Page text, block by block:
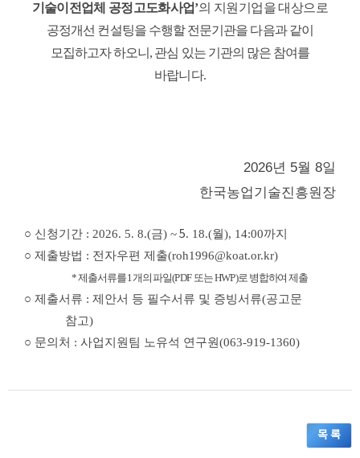
기술이전업체 공정고도화사업’의 지원기업을 대상으로
공정개선 컨설팅을 수행할 전문기관을 다음과 같이
모집하고자 하오니, 관심 있는 기관의 많은 참여를
바랍니다.
2026년 5월 8일
한국농업기술진흥원장
○ 신청기간 : 2026. 5. 8.(금) ~5. 18.(월), 14:00까지
○ 제출방법 : 전자우편 제출(roh1996@koat.or.kr)
*제출서류를1개의 파일(PDF 또는HWP)로 병합하여 제출
○ 제출서류 : 제안서 등 필수서류 및 증빙서류(공고문
참고)
○ 문의처 : 사업지원팀 노유석 연구원(063-919-1360)
목 록